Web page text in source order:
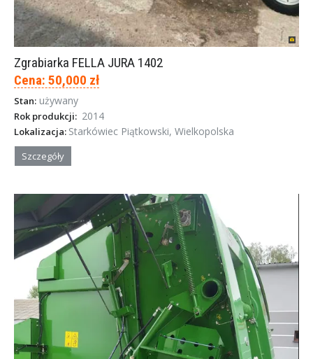
Zgrabiarka FELLA JURA 1402
Cena: 50,000 zł
Stan: używany
Rok produkcji: 2014
Lokalizacja: Starkówiec Piątkowski, Wielkopolska
Szczegóły